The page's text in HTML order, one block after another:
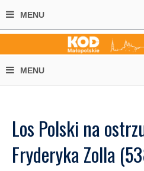
Los Polski na
Fryderyka Zolla